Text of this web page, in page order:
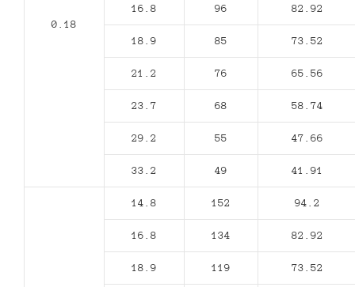
0.18
16.8 96 82.92
18.9 85 73.52
21.2 76 65.56
23.7 68 58.74
29.2 55 47.66
33.2 49 41.91
14.8 152 94.2
16.8 134 82.92
18.9 119 73.52